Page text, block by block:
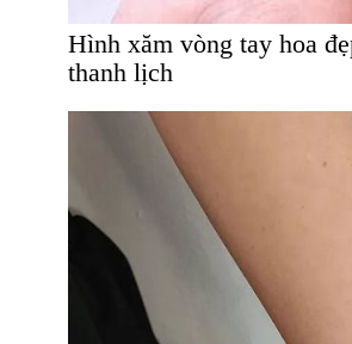
Hình xăm vòng tay hoa
thanh lịch